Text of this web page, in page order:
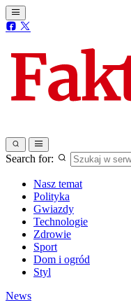
Search for:
Nasz temat
Polityka
Gwiazdy
Technologie
Zdrowie
Sport
Dom i ogród
Styl
News